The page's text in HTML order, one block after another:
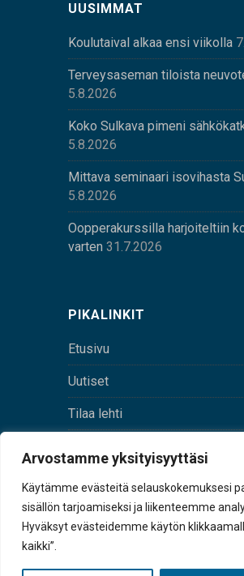
Arvostamme yksityisyyttäsi
Käytämme evästeitä selauskokemuksesi
sisällön tarjoamiseksi ja liikenteemme
Hyväksyt evästeidemme käytön
kaikki”.
UUSIMMAT
Koulutaival alkaa ensi viikolla
Terveysaseman tiloista
5.8.2026
Koko Sulkava pimeni
5.8.2026
Mittava seminaari isovihasta
5.8.2026
Oopperakurssilla harjoiteltiin
varten 31.7.2026
PIKALINKIT
Etusivu
Uutiset
Tilaa lehti
tunnus 0167229-8